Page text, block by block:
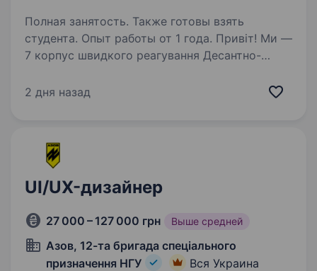
Полная занятость. Также готовы взять
студента. Опыт работы от 1 года. Привіт! Ми —
7 корпус швидкого реагування Десантно-
команда професіоналів, яка поєднує мужність,
2 дня назад
UI/UX-дизайнер
27 000 – 127 000 грн Выше средней
Азов, 12-та бригада спеціального
призначення НГУ
Вся Украина